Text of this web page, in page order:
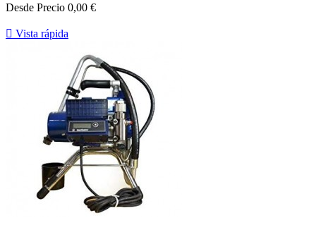
Desde Precio 0,00 €
 Vista rápida